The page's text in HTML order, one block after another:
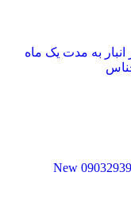
به مدت یک ماه
New